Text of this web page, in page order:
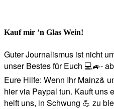
Kauf mir ’n Glas Wein!
Guter Journalismus ist nicht
unser Bestes für Euch 💻🚙-
Eure Hilfe: Wenn Ihr Mainz&
hier via Paypal tun. Kauft uns
helft uns, in Schwung 💪 zu